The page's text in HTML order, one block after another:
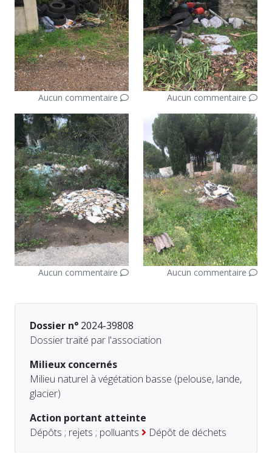
Aucun commentaire Aucun commentaire
Aucun commentaire Aucun commentaire
Dossier n° 2024-39808
Dossier traité par l'association
Milieux concernés
Milieu naturel à végétation basse (pelouse, lande,
glacier)
Action portant atteinte
Dépôts ; rejets ; polluants
Dépôt de déchets